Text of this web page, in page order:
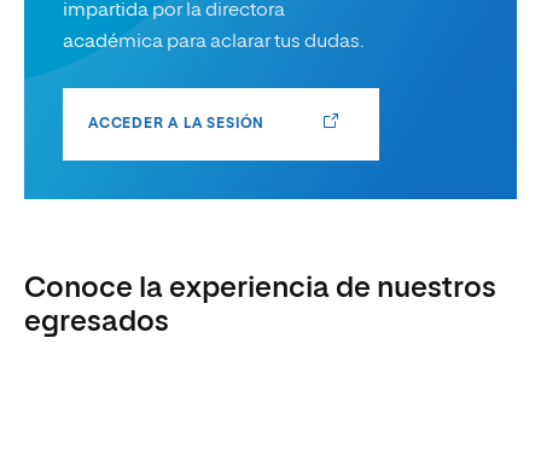
impartida por la directora
académica para aclarar tus dudas.
ACCEDER A LA SESIÓN
Conoce la experiencia de nuestros
egresados